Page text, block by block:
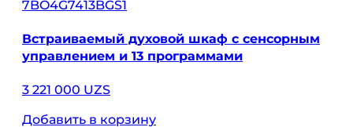
7BO4G7413BGS1
Встраиваемый духовой шкаф с сенсорным
управлением и 13 программами
3 221 000 UZS
Добавить в корзину